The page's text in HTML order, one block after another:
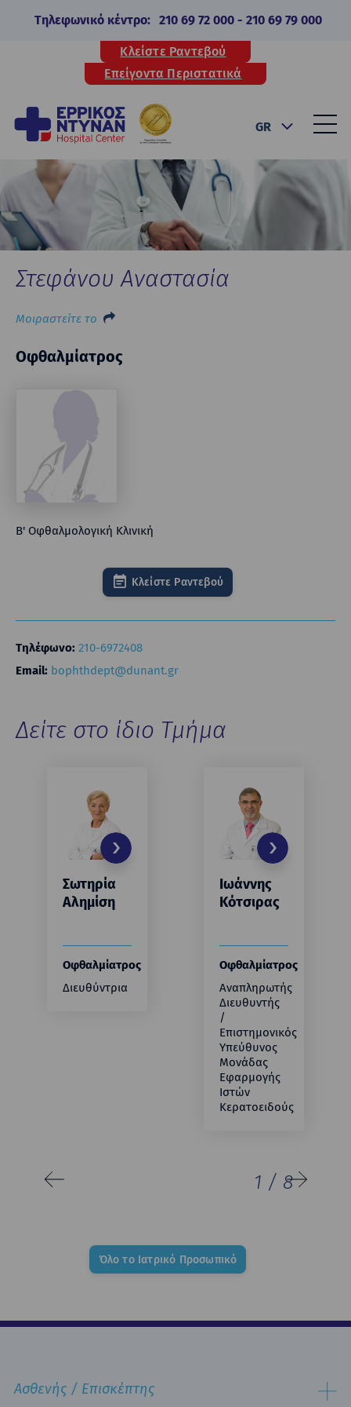
Τηλεφωνικό κέντρο: 210 69 72 000- 210 69 79 000
Κλείστε Ραντεβού
Επείγοντα Περιστατικά
GR
Στεφάνου Αναστασία
Μοιραστείτε το
Οφθαλμίατρος
Β' Οφθαλμολογική Κλινική
Κλείστε Ραντεβού
Τηλέφωνο: 210-6972408
Email: bophthdept@dunant.gr
Δείτε στο ίδιο Τμήμα
Σωτηρία
Αλημίση
Οφθαλμίατρος
Διευθύντρια
Ιωάννης
Κότσιρας
Οφθαλμίατρος
Αναπληρωτής
Διευθυντής
/
Επιστημονικός
Υπεύθυνος
Μονάδας
Εφαρμογής
Ιστών
Κερατοειδούς
1 / 8
Όλο το Ιατρικό Προσωπικό
Ασθενής / Επισκέπτης